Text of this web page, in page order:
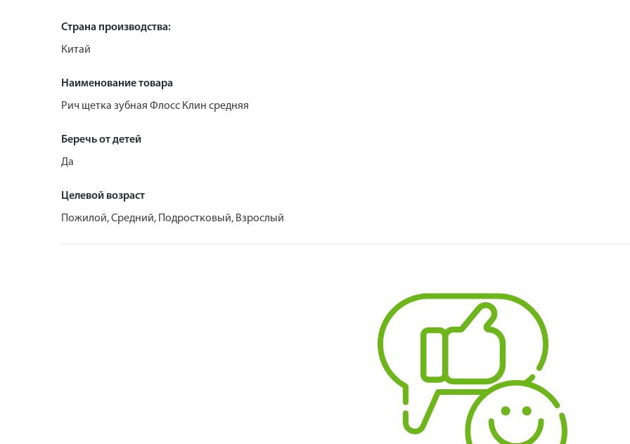
Страна производства:
Китай
Наименование товара
Рич щетка зубная Флосс Клин средняя
Беречь от детей
Да
Целевой возраст
Пожилой, Средний, Подростковый, Взрослый